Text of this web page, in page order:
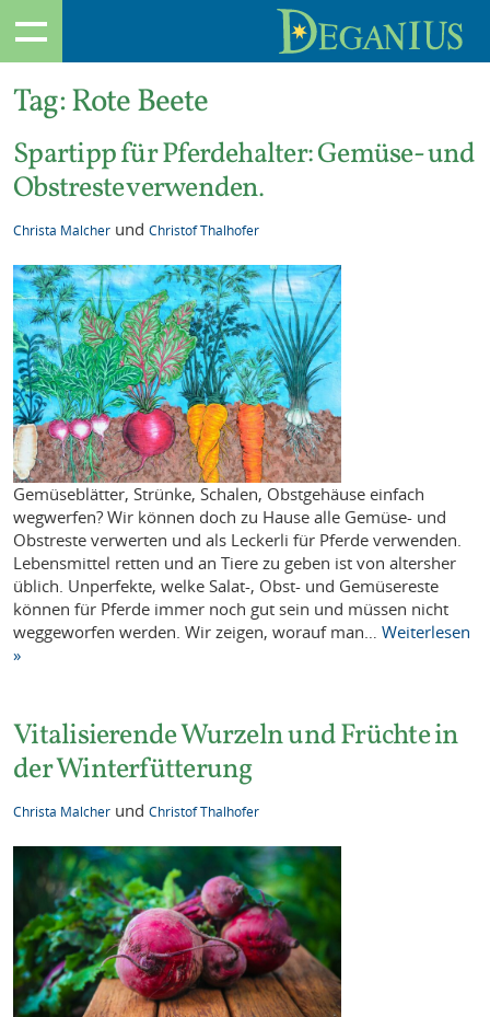
Tag:Rote Beete
Spartipp für Pferdehalter: Gemüse- und
Obstreste verwenden.
Christa Malcher undChristof Thalhofer
Gemüseblätter, Strünke, Schalen, Obstgehäuse einfach
wegwerfen? Wir können doch zu Hause alle Gemüse- und
Obstreste verwerten und als Leckerli für Pferde verwenden.
Lebensmittel retten und an Tiere zu geben ist von altersher
üblich. Unperfekte, welke Salat-, Obst- und Gemüsereste
können für Pferde immer noch gut sein und müssen nicht
weggeworfen werden. Wir zeigen, worauf man…Weiterlesen
»
Vitalisierende Wurzeln und Früchte in
der Winterfütterung
Christa Malcher undChristof Thalhofer